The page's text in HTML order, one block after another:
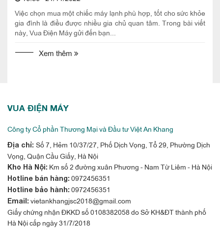
Việc chọn mua một chiếc máy lạnh phù hợp, tốt cho sức khỏe
gia đình là điều được nhiều gia chủ quan tâm. Trong bài viết
này, Vua Điện Máy gửi đến bạn...
Xem thêm
VUA ĐIỆN MÁY
Công ty Cổ phần Thương Mại và Đầu tư Việt An Khang
Địa chỉ: Số 7, Hẻm 10/37/27, Phố Dịch Vọng, Tổ 29, Phường Dịch
Vọng, Quận Cầu Giấy, Hà Nội
Kho Hà Nội: Km số 2 đường xuân Phương - Nam Từ Liêm - Hà Nội
Hotline bán hàng: 0972456351
Hotline bảo hành: 0972456351
Email: vietankhangjsc2018@gmail.com
Giấy chứng nhận ĐKKD số 0108382058 do Sở KH&ĐT thành phố
Hà Nội cấp ngày 31/7/2018